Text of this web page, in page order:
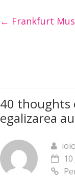
← Frankfurt
40 thoughts
egalizarea
ioio